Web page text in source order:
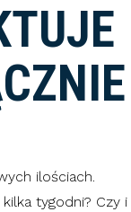
ilościach.
tygodni? Czy i